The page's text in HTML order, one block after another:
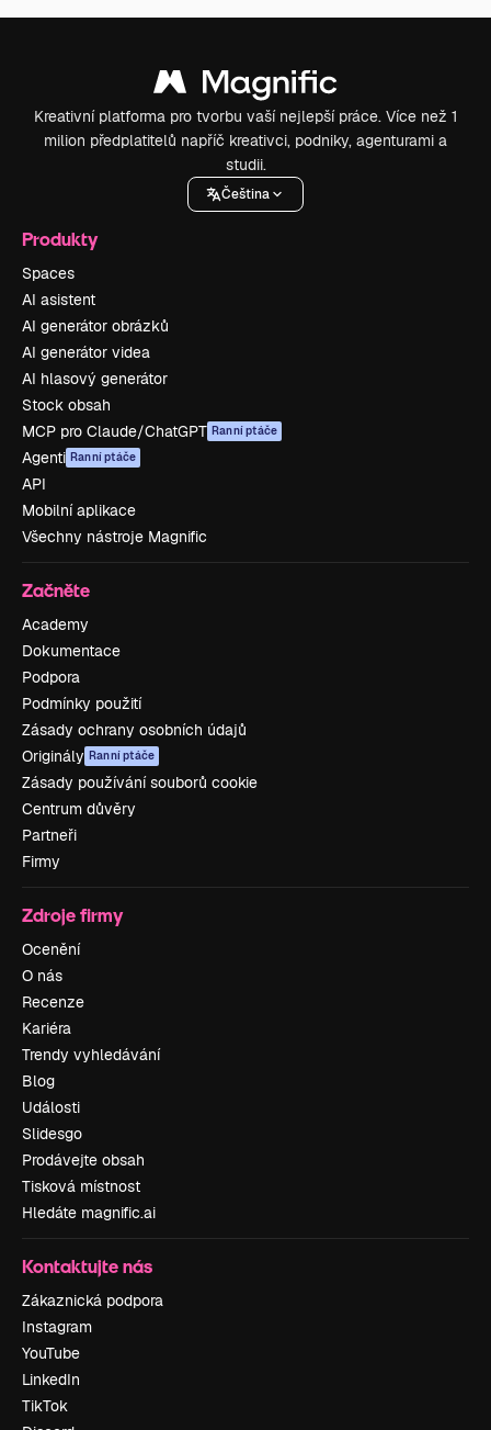
Kreativní platforma pro tvorbu vaší nejlepší práce. Více než 1
milion předplatitelů napříč kreativci, podniky, agenturami a
studii.
Čeština
Produkty
Spaces
AI asistent
AI generátor obrázků
AI generátor videa
AI hlasový generátor
Stock obsah
MCP pro Claude/ChatGPT Ranní ptáče
Agenti Ranní ptáče
API
Mobilní aplikace
Všechny nástroje Magnific
Začněte
Academy
Dokumentace
Podpora
Podmínky použití
Zásady ochrany osobních údajů
Originály Ranní ptáče
Zásady používání souborů cookie
Centrum důvěry
Partneři
Firmy
Zdroje firmy
Ocenění
O nás
Recenze
Kariéra
Trendy vyhledávání
Blog
Události
Slidesgo
Prodávejte obsah
Tisková místnost
Hledáte magnific.ai
Kontaktujte nás
Zákaznická podpora
Instagram
YouTube
LinkedIn
TikTok